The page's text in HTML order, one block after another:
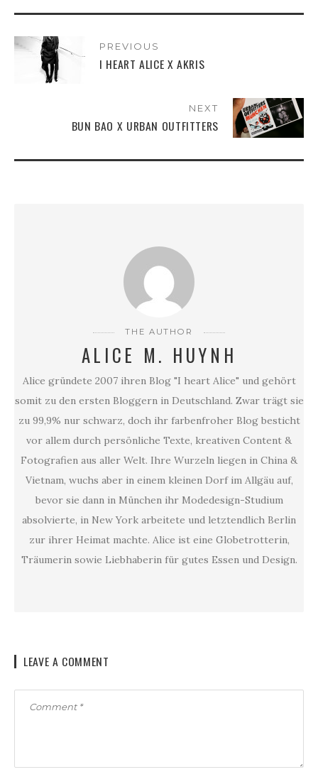
PREVIOUS
I HEART ALICE X AKRIS
NEXT
BUN BAO X URBAN OUTFITTERS
THE AUTHOR
ALICE M. HUYNH
Alice gründete 2007 ihren Blog "I heart Alice" und gehört
somit zu den ersten Bloggern in Deutschland. Zwar trägt sie
zu 99,9% nur schwarz, doch ihr farbenfroher Blog besticht
vor allem durch persönliche Texte, kreativen Content &
Fotografien aus aller Welt. Ihre Wurzeln liegen in China &
Vietnam, wuchs aber in einem kleinen Dorf im Allgäu auf,
bevor sie dann in München ihr Modedesign-Studium
absolvierte, in New York arbeitete und letztendlich Berlin
zur ihrer Heimat machte. Alice ist eine Globetrotterin,
Träumerin sowie Liebhaberin für gutes Essen und Design.
LEAVE A COMMENT